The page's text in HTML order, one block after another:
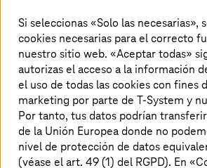
Con M.A.R.S. deT-Systems puedes
sistemas SAP y no SAP
plataforma de nube central. Una
de datos revela cuántos y qué datos se
puntos de la empresa para identificar
datos que no necesitas y los que
historización reduce los costos
actualizaciones de sistema y de
datos se almacenan de forma
Si seleccionas «Solo las necesarias»,
cookies necesarias para el correcto
nuestro sitio web. «Aceptar todas»
autorizas el acceso a la información
el uso de todas las cookies con fines
marketing por parte de T-System y
Por tanto, tus datos podrían
de la Unión Europea donde no
nivel de protección de datos
(véase el art. 49 (1) del RGPD). En